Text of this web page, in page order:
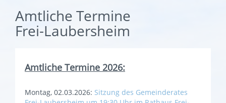
Amtliche Termine
Frei-Laubersheim
Amtliche Termine 2026:
Montag, 02.03.2026: Sitzung des Gemeinderates